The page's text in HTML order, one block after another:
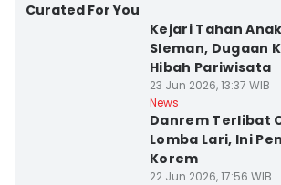
Curated For You
Kejari Tahan
Sleman, Dugaan
Hibah Pariwisata
23 Jun 2026, 13:37 WIB
News
Danrem Terlibat
Lomba Lari, Ini
Korem
22 Jun 2026, 17:56 WIB